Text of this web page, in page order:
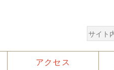
アクセス